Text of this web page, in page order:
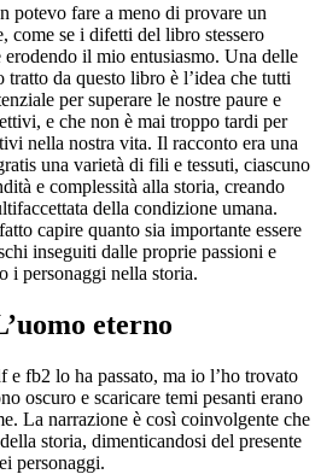
potevo fare a meno di provare un
come se i difetti del libro stessero
erodendo il mio entusiasmo. Una delle
da questo libro è l’idea che tutti
per superare le nostre paure e
e che non è mai troppo tardi per
nella nostra vita. Il racconto era una
una varietà di fili e tessuti, ciascuno
e complessità alla storia, creando
della condizione umana.
capire quanto sia importante essere
inseguiti dalle proprie passioni e
i personaggi nella storia.
eterno
e fb2 lo ha passato, ma io l’ho trovato
oscuro e scaricare temi pesanti erano
La narrazione è così coinvolgente che
storia, dimenticandosi del presente
personaggi.